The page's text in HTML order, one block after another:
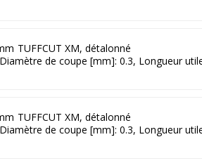
TUFFCUT XM, détalonné
de coupe [mm]: 0.3, Longueur
TUFFCUT XM, détalonné
de coupe [mm]: 0.3, Longueur